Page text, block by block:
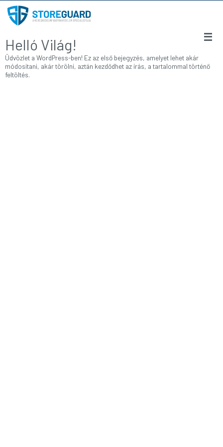
Megszakítás
Helló Világ!
Üdvözlet a WordPress-ben! Ez az első bejegyzés, amelyet lehet akár
módosítani, akár törölni, aztán kezdődhet az írás, a tartalommal történő
feltöltés.